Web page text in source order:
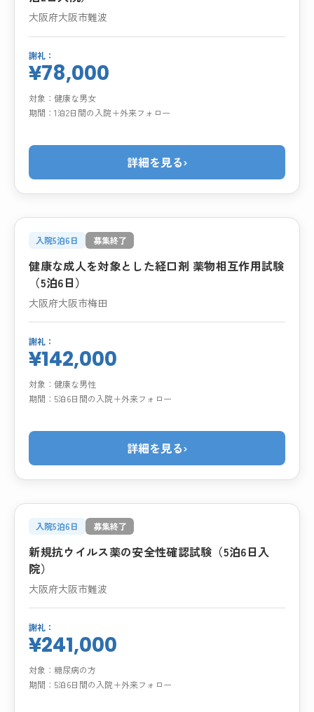
大阪府大阪市難波
謝礼：
¥78,000
対象：健康な男女
期間：1泊2日間の入院＋外来フォロー
詳細を見る›
入院5泊6日 募集終了
健康な成人を対象とした経口剤 薬物相互作用試験
（5泊6日）
大阪府大阪市梅田
謝礼：
¥142,000
対象：健康な男性
期間： 5泊6日間の入院＋外来フォロー
詳細を見る›
入院5泊6日 募集終了
新規抗ウイルス薬の安全性確認試験（5泊6日入
院）
大阪府大阪市難波
謝礼：
¥241,000
対象：糖尿病の方
期間： 5泊6日間の入院＋外来フォロー